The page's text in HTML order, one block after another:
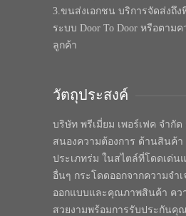
3.ขนส่งเอกชน บริการจัดส่งถึง
ระบบ Door To Door หรือตาม
ลูกค้า
วัตถุประสงค์
บริษัท พรีเมี่ยม เพอร์เฟค จำกั
สนองความต้องการ ด้านสินค้า
ประเภทร่ม ในสไตล์ที่โดดเด่น
อื่นๆ กระโดดออกจากความจำเ
ออกแบบและคุณภาพสินค้า คว
สวยงามพร้อมการรับประกันคุ